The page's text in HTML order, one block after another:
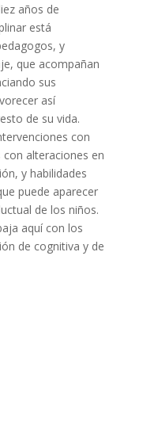
años de
está
y
que acompañan
sus
así
de su vida.
con
alteraciones en
y habilidades
puede aparecer
de los niños.
aquí con los
de cognitiva y de